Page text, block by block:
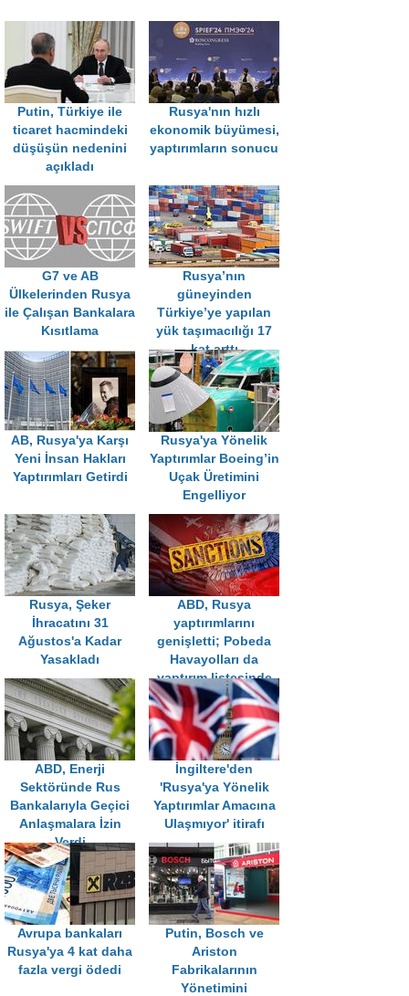
Putin, Türkiye ile
ticaret hacmindeki
düşüşün nedenini
açıkladı
Rusya'nın hızlı
ekonomik büyümesi,
yaptırımların sonucu
G7 ve AB
Ülkelerinden Rusya
ile Çalışan Bankalara
Kısıtlama
Rusya’nın
güneyinden
Türkiye’ye yapılan
yük taşımacılığı 17
kat arttı
AB, Rusya'ya Karşı
Yeni İnsan Hakları
Yaptırımları Getirdi
Rusya'ya Yönelik
Yaptırımlar Boeing’in
Uçak Üretimini
Engelliyor
Rusya, Şeker
İhracatını 31
Ağustos'a Kadar
Yasakladı
ABD, Rusya
yaptırımlarını
genişletti; Pobeda
Havayolları da
yaptırım listesinde
ABD, Enerji
Sektöründe Rus
Bankalarıyla Geçici
Anlaşmalara İzin
Verdi
İngiltere'den
'Rusya'ya Yönelik
Yaptırımlar Amacına
Ulaşmıyor' itirafı
Avrupa bankaları
Rusya'ya 4 kat daha
fazla vergi ödedi
Putin, Bosch ve
Ariston
Fabrikalarının
Yönetimini